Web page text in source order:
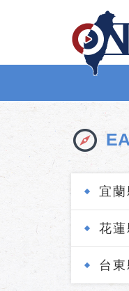
宜
花
台